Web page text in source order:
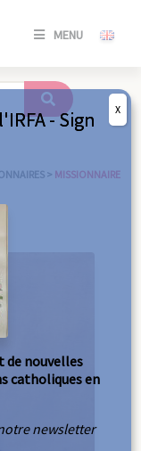
MENU
SE
/
> MISSIONNAIRE
- Sign
de nouvelles
catholiques en
newsletter
X